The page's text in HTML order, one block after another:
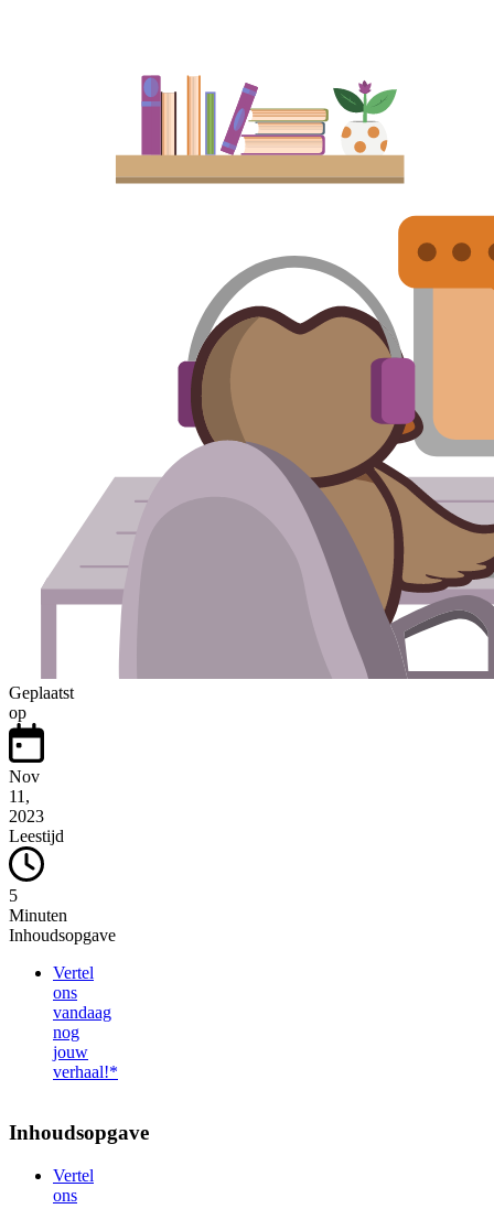
Geplaatst
op
Nov
11,
2023
Leestijd
5
Minuten
Inhoudsopgave
Vertel
ons
vandaag
nog
jouw
verhaal!*
Inhoudsopgave
Vertel
ons